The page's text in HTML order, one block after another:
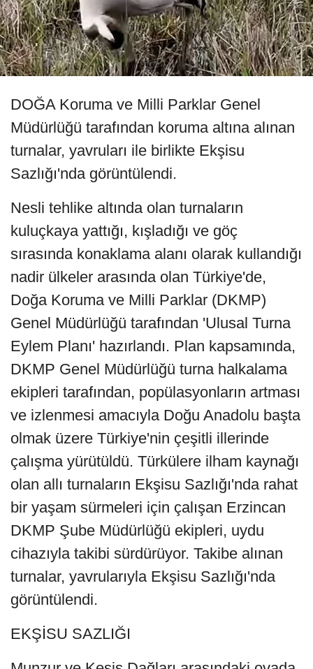
DOĞA Koruma ve Milli Parklar Genel
Müdürlüğü tarafından koruma altına alınan
turnalar, yavruları ile birlikte Ekşisu
Sazlığı'nda görüntülendi.
Nesli tehlike altında olan turnaların
kuluçkaya yattığı, kışladığı ve göç
sırasında konaklama alanı olarak kullandığı
nadir ülkeler arasında olan Türkiye'de,
Doğa Koruma ve Milli Parklar (DKMP)
Genel Müdürlüğü tarafından 'Ulusal Turna
Eylem Planı' hazırlandı. Plan kapsamında,
DKMP Genel Müdürlüğü turna halkalama
ekipleri tarafından, popülasyonların artması
ve izlenmesi amacıyla Doğu Anadolu başta
olmak üzere Türkiye'nin çeşitli illerinde
çalışma yürütüldü. Türkülere ilham kaynağı
olan allı turnaların Ekşisu Sazlığı'nda rahat
bir yaşam sürmeleri için çalışan Erzincan
DKMP Şube Müdürlüğü ekipleri, uydu
cihazıyla takibi sürdürüyor. Takibe alınan
turnalar, yavrularıyla Ekşisu Sazlığı'nda
görüntülendi.
EKŞİSU SAZLIĞI